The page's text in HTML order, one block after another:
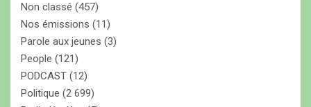
Non classé (457)
Nos émissions (11)
Parole aux jeunes (3)
People (121)
PODCAST (12)
Politique (2 699)